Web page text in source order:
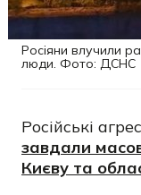
Росіяни влучили
люди. Фото: ДСНС
Російські
завдали
Києву та